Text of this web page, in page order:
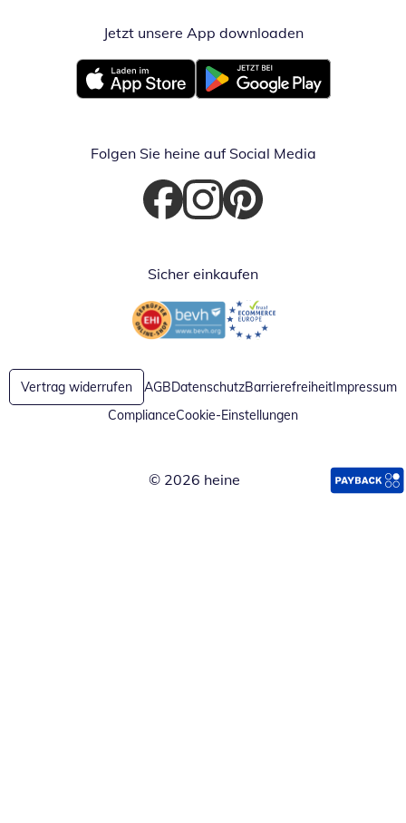
Jetzt unsere App downloadenÖffnet in
Öffnet in neuem FensterÖffnet in neuem Fenster
Folgen Sie heine auf Social Media
Öffnet in neuem Fenster
Öffnet in neuem Fenster
Öffnet in neuem Fenster
Sicher einkaufen
Öffnet in neuem FensterÖffnet in neuem Fenster
Vertrag widerrufen AGBDatenschutzBarrierefreiheitImpressum
ComplianceCookie-Einstellungen
© 2026 heine